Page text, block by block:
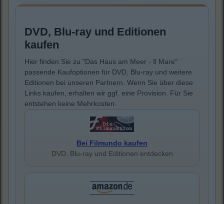
DVD, Blu-ray und Editionen
kaufen
Hier finden Sie zu "Das Haus am Meer - Il Mare"
passende Kaufoptionen für DVD, Blu-ray und weitere
Editionen bei unseren Partnern. Wenn Sie über diese
Links kaufen, erhalten wir ggf. eine Provision. Für Sie
entstehen keine Mehrkosten.
Bei Filmundo kaufen
DVD, Blu-ray und Editionen entdecken